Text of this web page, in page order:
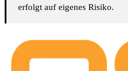
erfolgt auf eigenes Risiko.